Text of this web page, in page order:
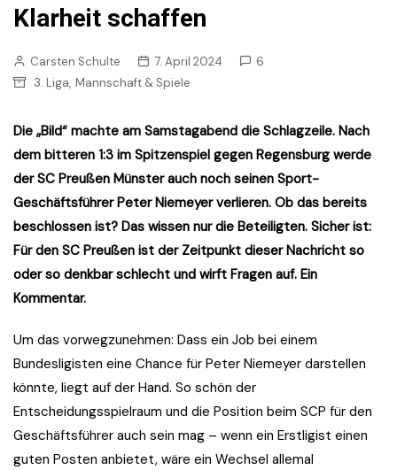
Klarheit schaffen
Carsten Schulte 7. April 2024
6
3. Liga, Mannschaft & Spiele
Die „Bild“ machte am Samstagabend die Schlagzeile. Nach
dem bitteren 1:3 im Spitzenspiel gegen Regensburg werde
der SC Preußen Münster auch noch seinen Sport-
Geschäftsführer Peter Niemeyer verlieren. Ob das bereits
beschlossen ist? Das wissen nur die Beteiligten. Sicher ist:
Für den SC Preußen ist der Zeitpunkt dieser Nachricht so
oder so denkbar schlecht und wirft Fragen auf. Ein
Kommentar.
Um das vorwegzunehmen: Dass ein Job bei einem
Bundesligisten eine Chance für Peter Niemeyer darstellen
könnte, liegt auf der Hand. So schön der
Entscheidungsspielraum und die Position beim SCP für den
Geschäftsführer auch sein mag – wenn ein Erstligist einen
guten Posten anbietet, wäre ein Wechsel allemal